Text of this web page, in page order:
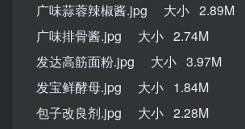
广味蒜蓉辣椒酱.jpg 大小 2.89M
广味排骨酱.jpg 大小 2.74M
发达高筋面粉.jpg 大小 3.97M
发宝鲜酵母.jpg 大小 1.84M
包子改良剂.jpg 大小 2.28M